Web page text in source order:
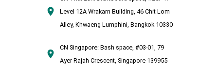
Level 12A Wrakarn Building, 46 Chit Lom
Alley, Khwaeng Lumphini, Bangkok 10330
CN Singapore: Bash space, #03-01, 79
Ayer Rajah Crescent, Singapore 139955